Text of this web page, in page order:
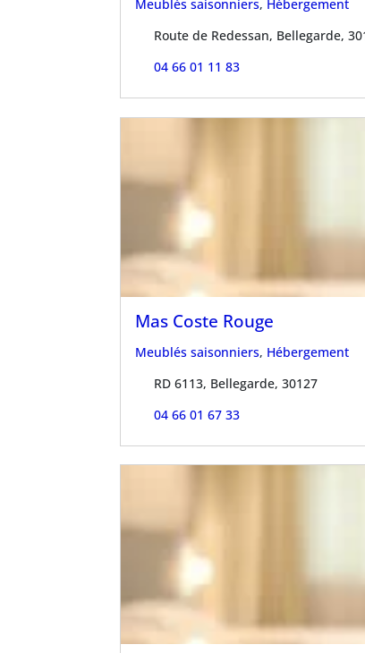
Meublés saisonniers, Hébergement
Route de Redessan, Bellegarde,
04 66 01 11 83
Mas Coste Rouge
Meublés saisonniers, Hébergement
RD 6113, Bellegarde, 30127
04 66 01 67 33